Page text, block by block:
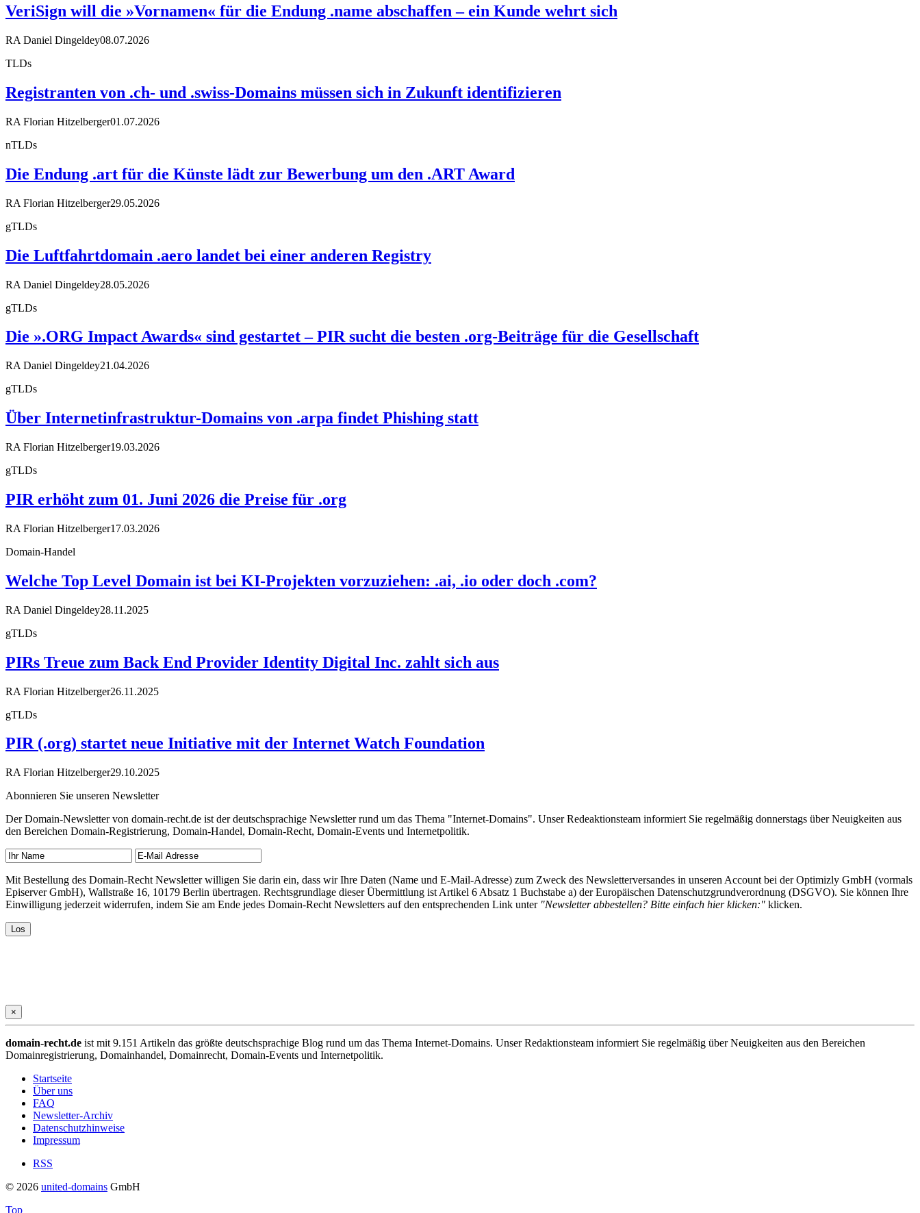
VeriSign will die »Vornamen« für die Endung .name abschaffen – ein Kunde wehrt sich
RA Daniel Dingeldey08.07.2026
TLDs
Registranten von .ch- und .swiss-Domains müssen sich in Zukunft identifizieren
RA Florian Hitzelberger01.07.2026
nTLDs
Die Endung .art für die Künste lädt zur Bewerbung um den .ART Award
RA Florian Hitzelberger29.05.2026
gTLDs
Die Luftfahrtdomain .aero landet bei einer anderen Registry
RA Daniel Dingeldey28.05.2026
gTLDs
Die ».ORG Impact Awards« sind gestartet – PIR sucht die besten .org-Beiträge für die Gesellschaft
RA Daniel Dingeldey21.04.2026
gTLDs
Über Internetinfrastruktur-Domains von .arpa findet Phishing statt
RA Florian Hitzelberger19.03.2026
gTLDs
PIR erhöht zum 01. Juni 2026 die Preise für .org
RA Florian Hitzelberger17.03.2026
Domain-Handel
Welche Top Level Domain ist bei KI-Projekten vorzuziehen: .ai, .io oder doch .com?
RA Daniel Dingeldey28.11.2025
gTLDs
PIRs Treue zum Back End Provider Identity Digital Inc. zahlt sich aus
RA Florian Hitzelberger26.11.2025
gTLDs
PIR (.org) startet neue Initiative mit der Internet Watch Foundation
RA Florian Hitzelberger29.10.2025
Abonnieren Sie unseren Newsletter
Der Domain-Newsletter von domain-recht.de ist der deutschsprachige Newsletter rund um das Thema "Internet-Domains". Unser Redeaktionsteam informiert Sie regelmäßig donnerstags über Neuigkeiten aus
den Bereichen Domain-Registrierung, Domain-Handel, Domain-Recht, Domain-Events und Internetpolitik.
Mit Bestellung des Domain-Recht Newsletter willigen Sie darin ein, dass wir Ihre Daten (Name und E-Mail-Adresse) zum Zweck des Newsletterversandes in unseren Account bei der Optimizly GmbH (vormals
Episerver GmbH), Wallstraße 16, 10179 Berlin übertragen. Rechtsgrundlage dieser Übermittlung ist Artikel 6 Absatz 1 Buchstabe a) der Europäischen Datenschutzgrundverordnung (DSGVO). Sie können Ihre
Einwilligung jederzeit widerrufen, indem Sie am Ende jedes Domain-Recht Newsletters auf den entsprechenden Link unter "Newsletter abbestellen? Bitte einfach hier klicken:" klicken.
×
domain-recht.de ist mit 9.151 Artikeln das größte deutschsprachige Blog rund um das Thema Internet-Domains. Unser Redaktionsteam informiert Sie regelmäßig über Neuigkeiten aus den Bereichen
Domainregistrierung, Domainhandel, Domainrecht, Domain-Events und Internetpolitik.
Startseite
Über uns
FAQ
Newsletter-Archiv
Datenschutzhinweise
Impressum
RSS
© 2026 united-domains GmbH
Top